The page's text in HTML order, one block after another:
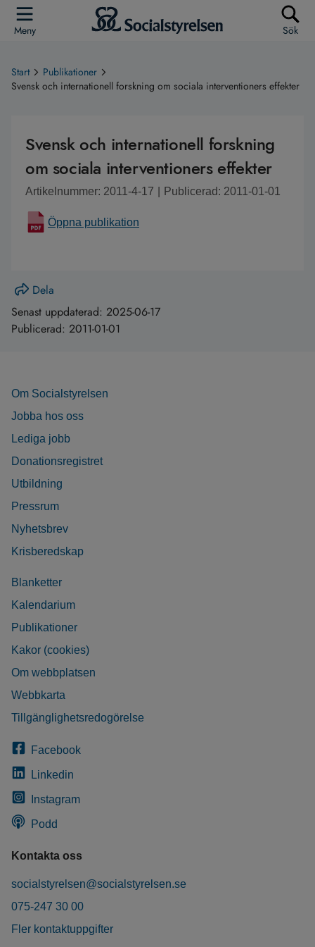
Meny Sök
Start
Publikationer
Svensk och internationell forskning om sociala interventioners effekter
Svensk och internationell forskning
om sociala interventioners effekter
Artikelnummer: 2011-4-17 Publicerad: 2011-01-01
Öppna publikation
Dela
Senast uppdaterad: 2025-06-17
Publicerad: 2011-01-01
Om Socialstyrelsen
Jobba hos oss
Lediga jobb
Donationsregistret
Utbildning
Pressrum
Nyhetsbrev
Krisberedskap
Blanketter
Kalendarium
Publikationer
Kakor (cookies)
Om webbplatsen
Webbkarta
Tillgänglighetsredogörelse
Facebook
Linkedin
Instagram
Podd
Kontakta oss
socialstyrelsen@socialstyrelsen.se
075-247 30 00
Fler kontaktuppgifter